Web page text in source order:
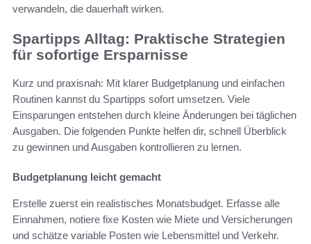
verwandeln, die dauerhaft wirken.
Spartipps Alltag: Praktische Strategien
für sofortige Ersparnisse
Kurz und praxisnah: Mit klarer Budgetplanung und einfachen
Routinen kannst du Spartipps sofort umsetzen. Viele
Einsparungen entstehen durch kleine Änderungen bei täglichen
Ausgaben. Die folgenden Punkte helfen dir, schnell Überblick
zu gewinnen und Ausgaben kontrollieren zu lernen.
Budgetplanung leicht gemacht
Erstelle zuerst ein realistisches Monatsbudget. Erfasse alle
Einnahmen, notiere fixe Kosten wie Miete und Versicherungen
und schätze variable Posten wie Lebensmittel und Verkehr.